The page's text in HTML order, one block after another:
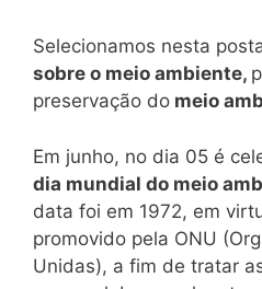
Selecionamos nesta
sobre o meio ambiente,
preservação do meio
Em junho, no dia 05 é
dia mundial do meio
data foi em 1972, em
promovido pela ONU
Unidas), a fim de tratar